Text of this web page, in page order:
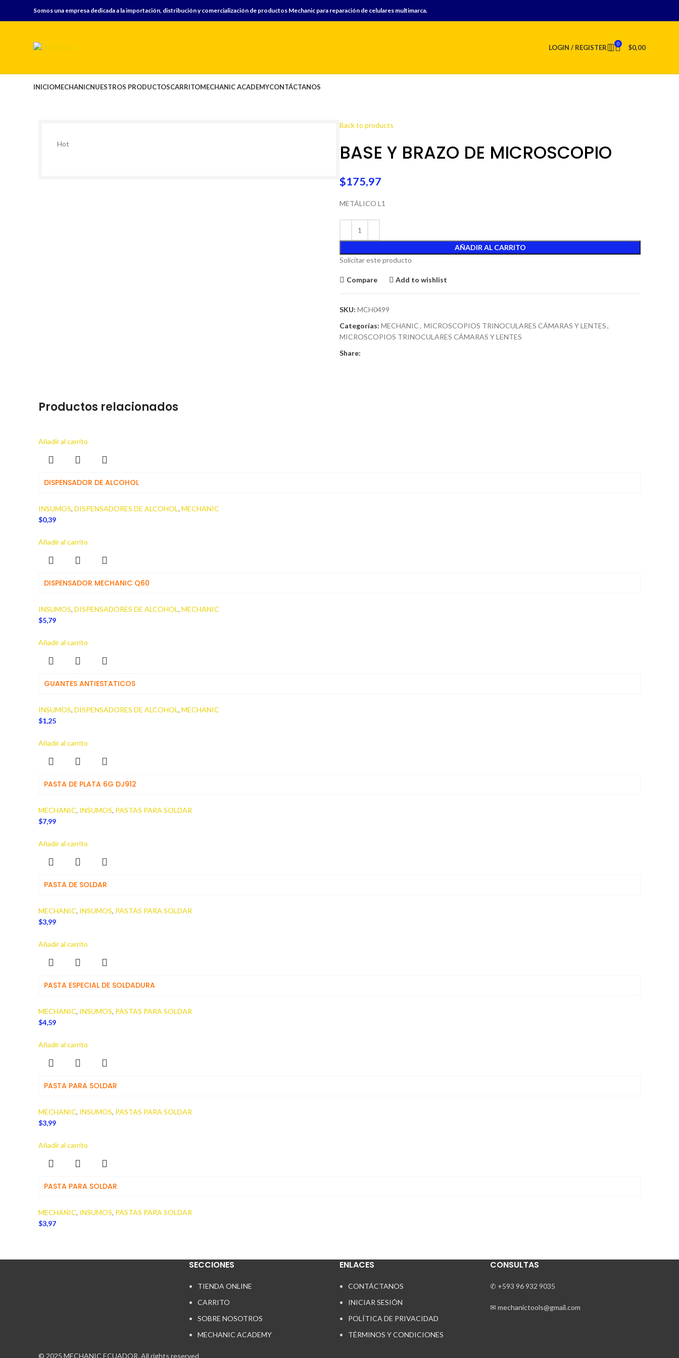
Somos una empresa dedicada a la importación, distribución y comercialización de productos Mechanic para reparación de celulares multimarca.
LOGIN / REGISTER 0 $0,00
INICIOMECHANICNUESTROS PRODUCTOSCARRITOMECHANIC ACADEMYCONTÁCTANOS
Hot
Back to products
BASE Y BRAZO DE MICROSCOPIO
$175,97
METÁLICO L1
AÑADIR AL CARRITO
Solicitar este producto
Compare Add to wishlist
SKU: MCH0499
Categorías: MECHANIC, MICROSCOPIOS TRINOCULARES CÁMARAS Y LENTES,
MICROSCOPIOS TRINOCULARES CÁMARAS Y LENTES
Share:
Productos relacionados
Añadir al carrito
DISPENSADOR DE ALCOHOL
INSUMOS, DISPENSADORES DE ALCOHOL, MECHANIC
$0,39
Añadir al carrito
DISPENSADOR MECHANIC Q60
INSUMOS, DISPENSADORES DE ALCOHOL, MECHANIC
$5,79
Añadir al carrito
GUANTES ANTIESTATICOS
INSUMOS, DISPENSADORES DE ALCOHOL, MECHANIC
$1,25
Añadir al carrito
PASTA DE PLATA 6G DJ912
MECHANIC, INSUMOS, PASTAS PARA SOLDAR
$7,99
Añadir al carrito
PASTA DE SOLDAR
MECHANIC, INSUMOS, PASTAS PARA SOLDAR
$3,99
Añadir al carrito
PASTA ESPECIAL DE SOLDADURA
MECHANIC, INSUMOS, PASTAS PARA SOLDAR
$4,59
Añadir al carrito
PASTA PARA SOLDAR
MECHANIC, INSUMOS, PASTAS PARA SOLDAR
$3,99
Añadir al carrito
PASTA PARA SOLDAR
MECHANIC, INSUMOS, PASTAS PARA SOLDAR
$3,97
SECCIONES
TIENDA ONLINE
CARRITO
SOBRE NOSOTROS
MECHANIC ACADEMY
ENLACES
CONTÁCTANOS
INICIAR SESIÓN
POLÍTICA DE PRIVACIDAD
TÉRMINOS Y CONDICIONES
CONSULTAS
✆ +593 96 932 9035
✉ mechanictools@gmail.com
© 2025 MECHANIC ECUADOR. All rights reserved